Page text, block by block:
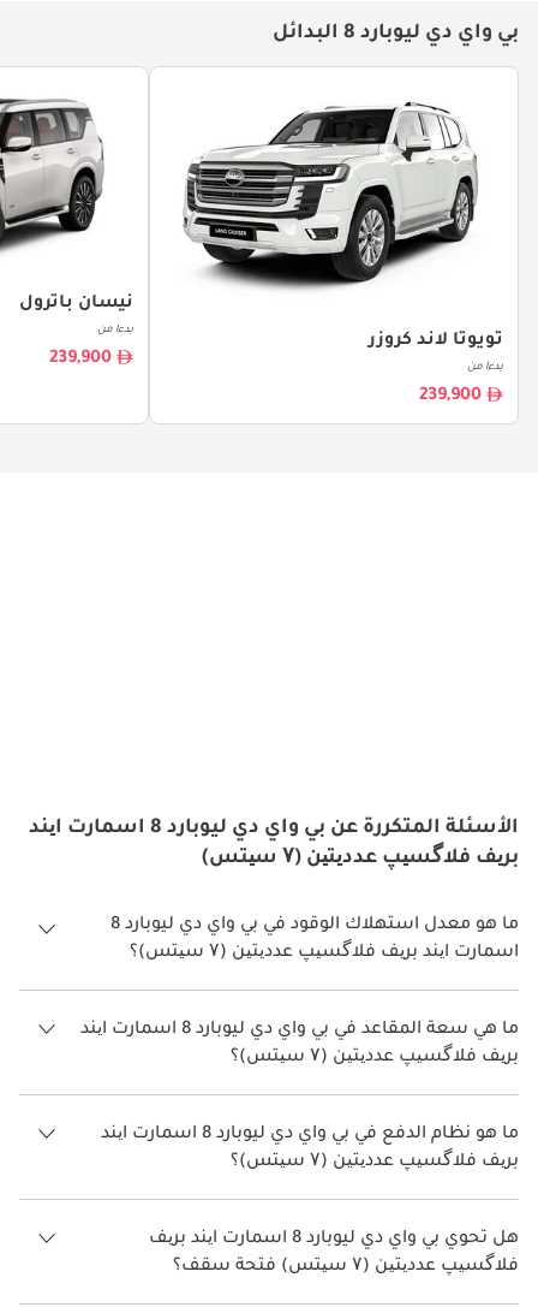
بي واي دي ليوبارد 8 البدائل
تويوتا لاند كروزر
بدءا من
239,900
نيسان باترول
بدءا من
239,900
الأسئلة المتكررة عن بي واي دي ليوبارد 8 اسمارت ایند
بریف فلاگسیپ عددیتین (۷ سیتس)
ما هو معدل استهلاك الوقود في بي واي دي ليوبارد 8
اسمارت ایند بریف فلاگسیپ عددیتین (۷ سیتس)؟
يبلغ معدل استهلاك الوقود المقترح من الشركة المصنعة لسيارة بي واي دي
ما هي سعة المقاعد في بي واي دي ليوبارد 8 اسمارت ایند
بریف فلاگسیپ عددیتین (۷ سیتس)؟
ما هو نظام الدفع في بي واي دي ليوبارد 8 اسمارت ایند
بریف فلاگسیپ عددیتین (۷ سیتس)؟
فلاگسیپ عددیتین (۷ سیتس).
هل تحوي بي واي دي ليوبارد 8 اسمارت ایند بریف
فلاگسیپ عددیتین (۷ سیتس) فتحة سقف؟